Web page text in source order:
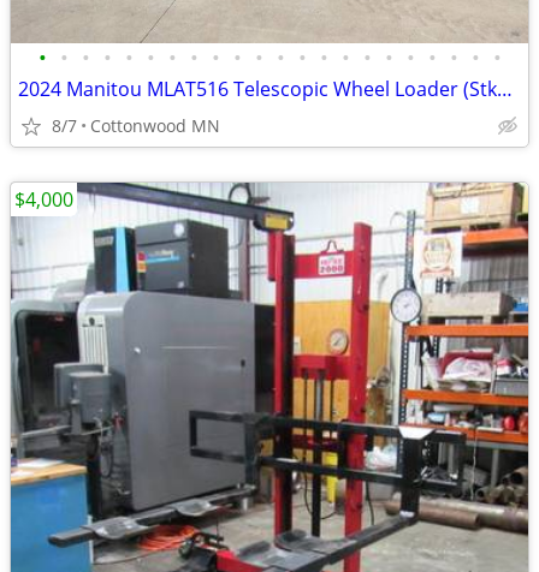
• • • • • • • • • • • • • • • • • • • • • •
2024 Manitou MLAT516 Telescopic Wheel Loader (Stk# C5778)
8/7 Cottonwood MN
$4,000